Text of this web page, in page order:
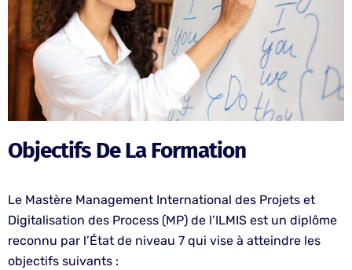
Objectifs De La Formation
Le Mastère Management International des Projets et
Digitalisation des Process (MP) de l’ILMIS est un diplôme
reconnu par l’État de niveau 7 qui vise à atteindre les
objectifs suivants :